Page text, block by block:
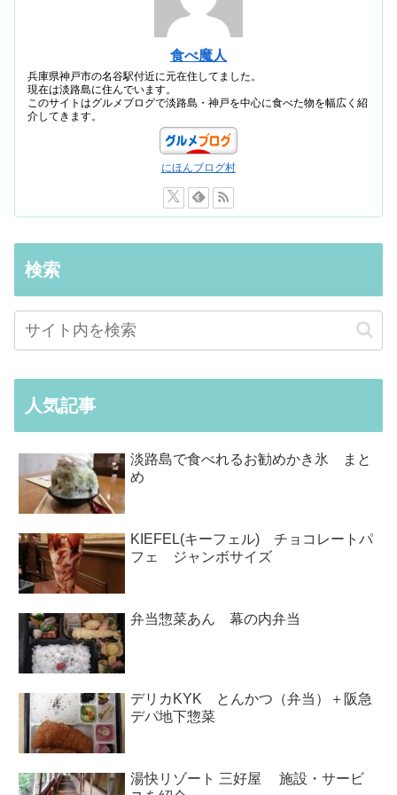
食べ魔人
兵庫県神戸市の名谷駅付近に元在住してました。
現在は淡路島に住んでいます。
このサイトはグルメブログで淡路島・神戸を中心に食べた物を幅広く紹
介してきます。
にほんブログ村
検索
人気記事
淡路島で食べれるお勧めかき氷 まと
め
KIEFEL(キーフェル) チョコレートパ
フェ ジャンボサイズ
弁当惣菜あん 幕の内弁当
デリカKYK とんかつ（弁当）＋阪急
デパ地下惣菜
湯快リゾート 三好屋 施設・サービ